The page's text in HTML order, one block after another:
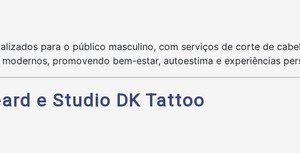
para o público masculino, com serviços de corte de
promovendo bem-estar, autoestima e experiências
e Studio DK Tattoo